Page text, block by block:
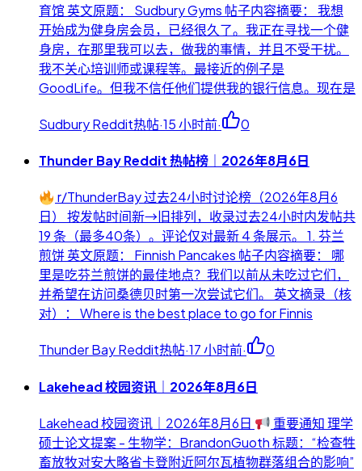
育馆 英文原题： Sudbury Gyms 帖子内容摘要： 我想
开始成为健身房会员，已经很久了。我正在寻找一个健
身房，在那里我可以去，做我的事情，并且不受干扰。
我不关心培训师或课程等。最接近的例子是
GoodLife。但我不信任他们提供我的银行信息。现在是
Sudbury Reddit热帖·15 小时前· 0
Thunder Bay Reddit 热帖榜｜2026年8月6日
r/ThunderBay 过去24小时讨论榜（2026年8月6
日） 按发帖时间新→旧排列，收录过去24小时内发帖共
19 条（最多40条）。评论仅对最新 4 条展示。 1. 芬兰
煎饼 英文原题： Finnish Pancakes 帖子内容摘要： 哪
里是吃芬兰煎饼的最佳地点？我们以前从未吃过它们，
并希望在访问桑德贝时第一次尝试它们。 英文摘录（核
对）： Where is the best place to go for Finnis
Thunder Bay Reddit热帖·17 小时前· 0
Lakehead 校园资讯｜2026年8月6日
Lakehead 校园资讯｜2026年8月6日
重要通知 理学
硕士论文提案 - 生物学：BrandonGuoth 标题：“检查牲
畜放牧对安大略省卡登附近阿尔瓦植物群落组合的影响”